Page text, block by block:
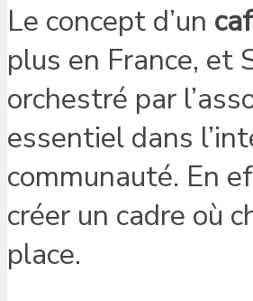
Le concept d’un
plus en France, et
orchestré par
essentiel dans
communauté. En
créer un cadre où
place.